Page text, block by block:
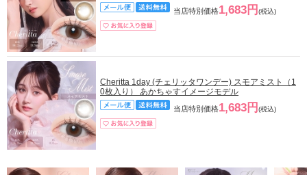
当店特別価格1,683円 (税込)
Cheritta 1day (チェリッタワンデー) スモアミスト（1
0枚入り） あかちゃすイメージモデル
当店特別価格1,683円 (税込)